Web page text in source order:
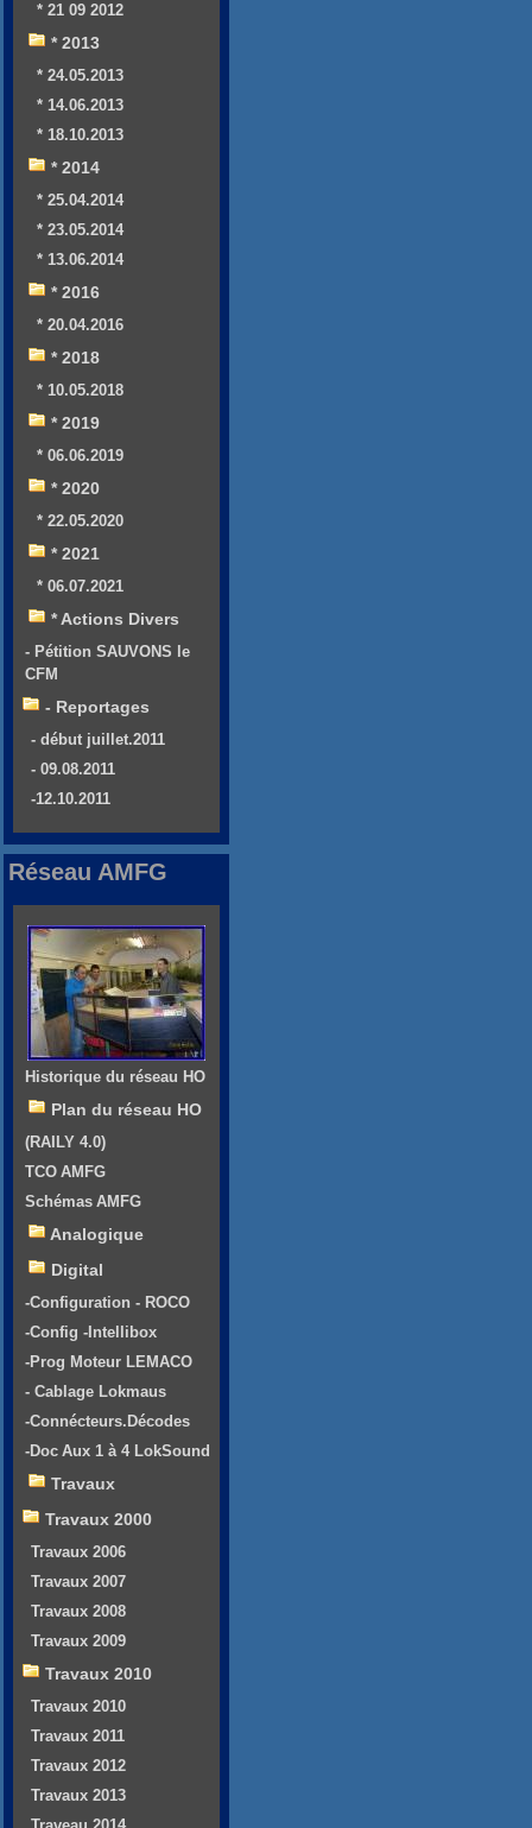
* 21 09 2012
* 2013
* 24.05.2013
* 14.06.2013
* 18.10.2013
* 2014
* 25.04.2014
* 23.05.2014
* 13.06.2014
* 2016
* 20.04.2016
* 2018
* 10.05.2018
* 2019
* 06.06.2019
* 2020
* 22.05.2020
* 2021
* 06.07.2021
* Actions Divers
- Pétition SAUVONS le
CFM
- Reportages
- début juillet.2011
- 09.08.2011
-12.10.2011
Réseau AMFG
Historique du réseau HO
Plan du réseau HO
(RAILY 4.0)
TCO AMFG
Schémas AMFG
Analogique
Digital
-Configuration - ROCO
-Config -Intellibox
-Prog Moteur LEMACO
- Cablage Lokmaus
-Connécteurs.Décodes
-Doc Aux 1 à 4 LokSound
Travaux
Travaux 2000
Travaux 2006
Travaux 2007
Travaux 2008
Travaux 2009
Travaux 2010
Travaux 2010
Travaux 2011
Travaux 2012
Travaux 2013